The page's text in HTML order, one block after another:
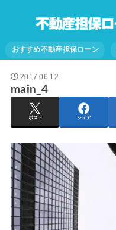
おすすめ不動産担保ローン
2017.06.12
main_4
ポスト シェア